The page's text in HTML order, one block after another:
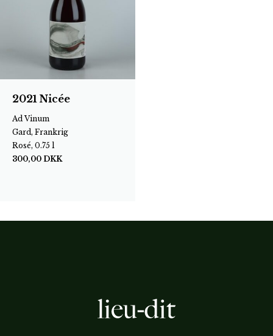
2021 Nicée
Ad Vinum
Gard, Frankrig
Rosé, 0.75 l
300,00 DKK